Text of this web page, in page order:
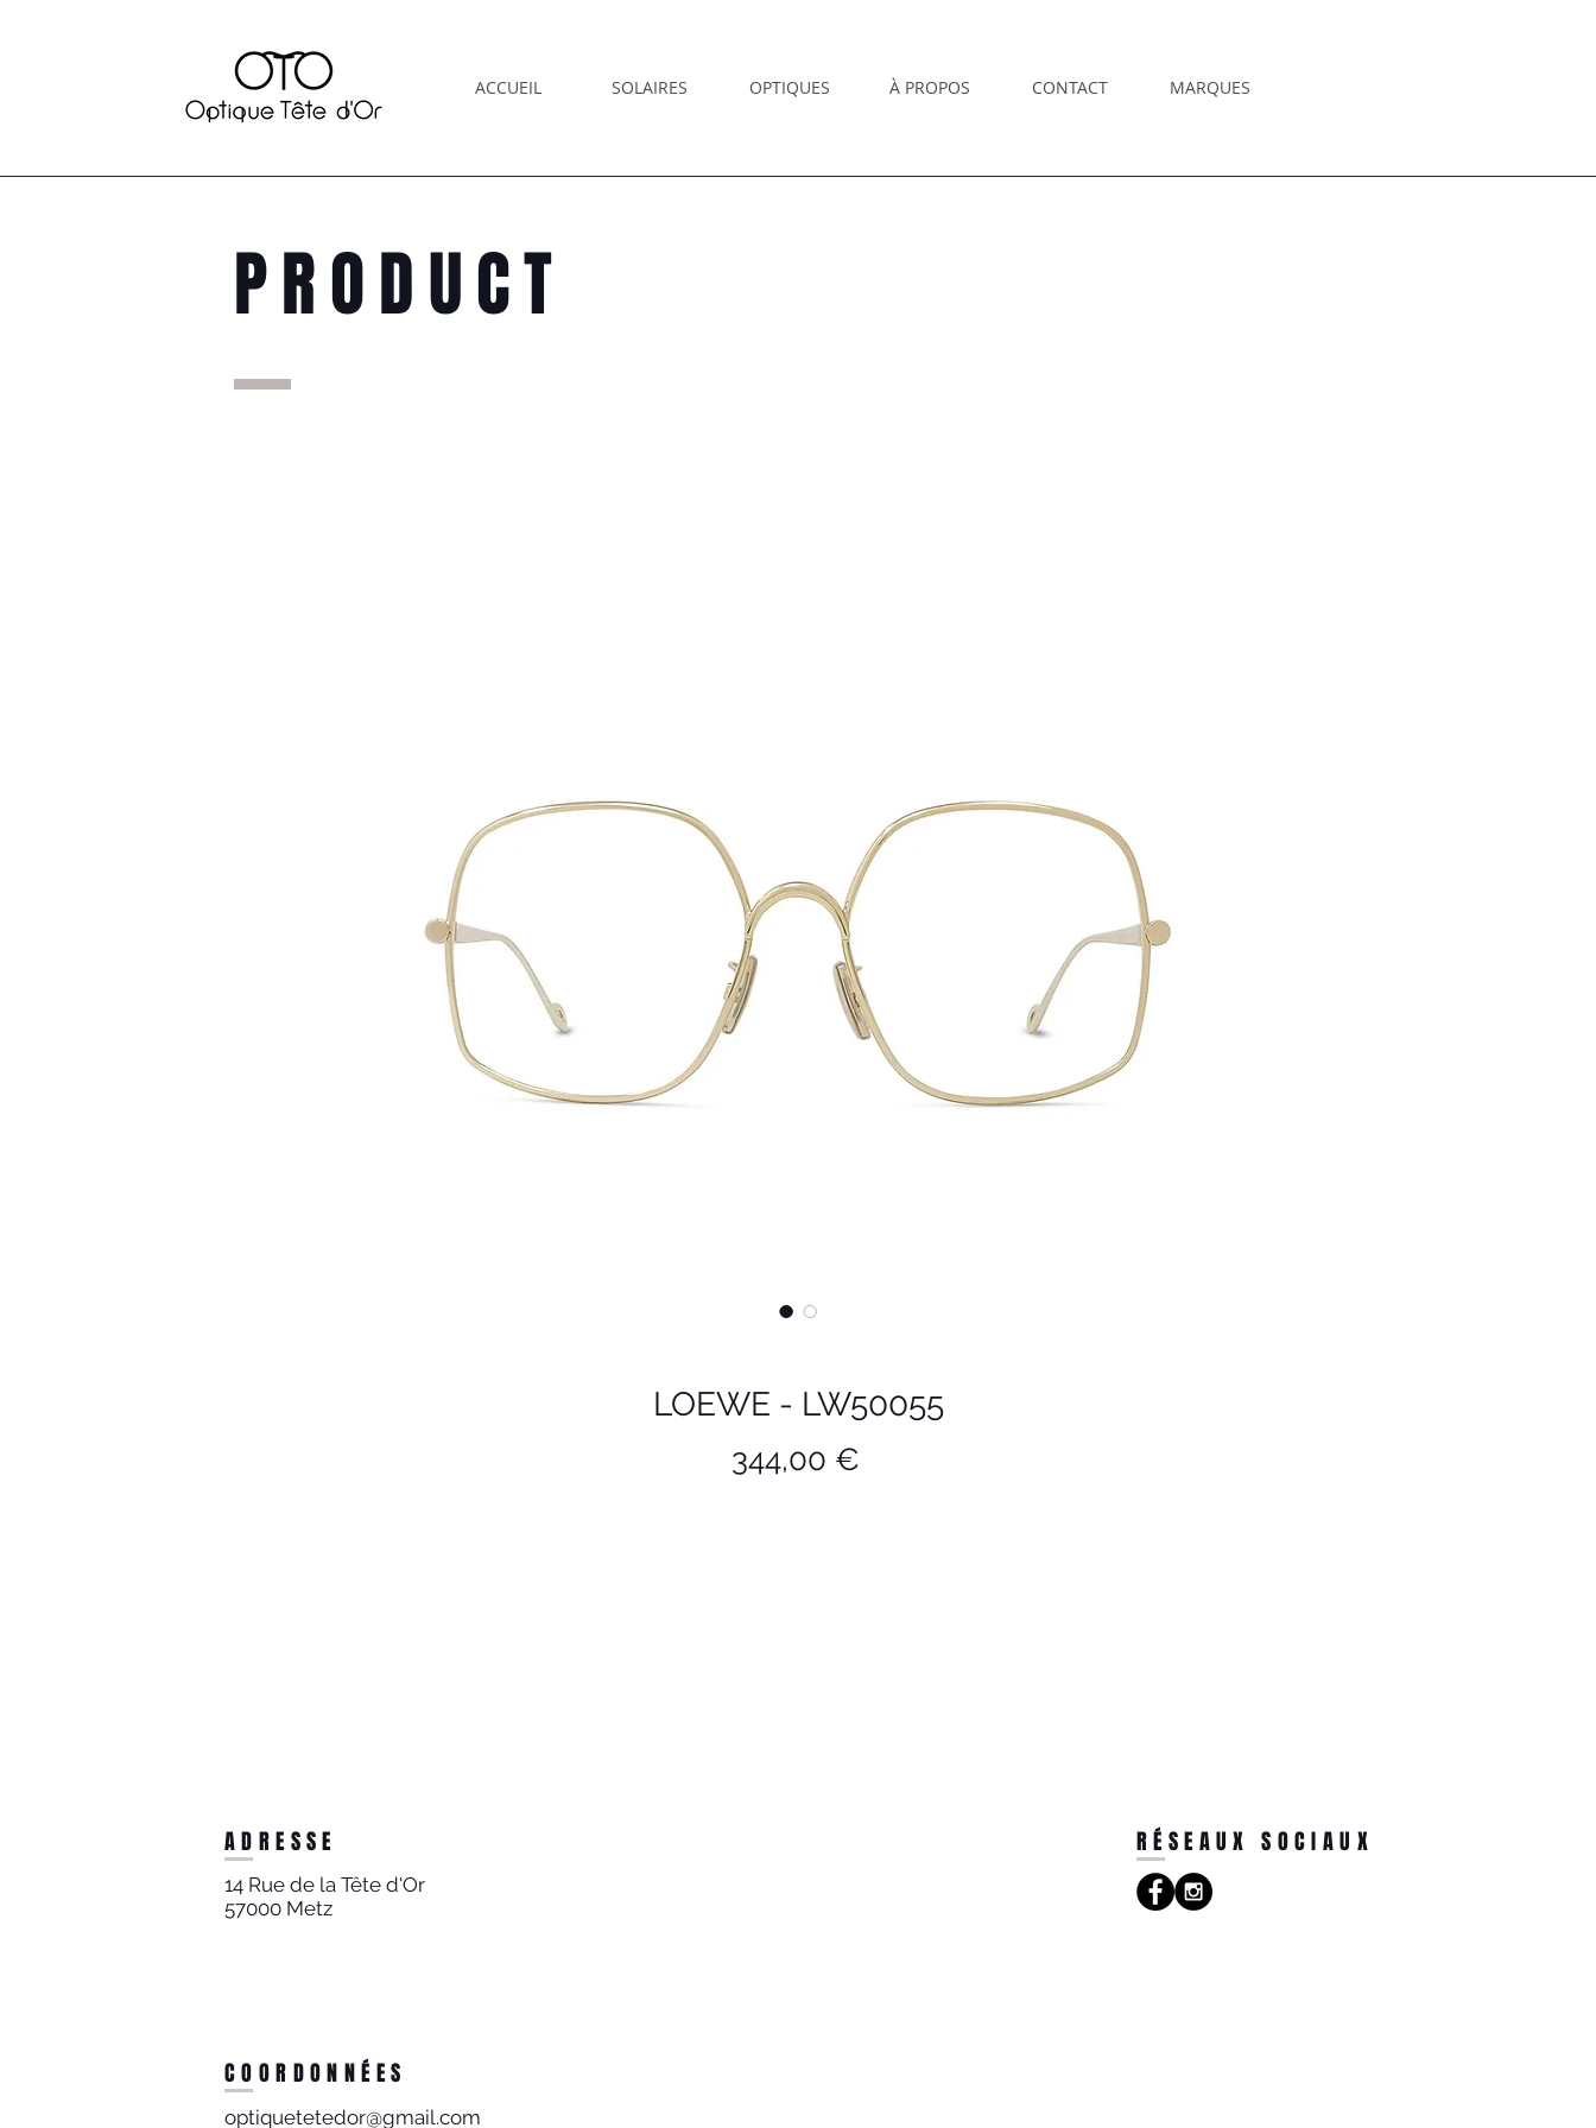
ACCUEIL SOLAIRES OPTIQUES À PROPOS CONTACT MARQUES
PRODUCT
LOEWE - LW50055
344,00 €Prix
ADRESSE
14 Rue de la Tête d'Or
57000 Metz
RÉSEAUX SOCIAUX
COORDONNÉES
optiquetetedor@gmail.com